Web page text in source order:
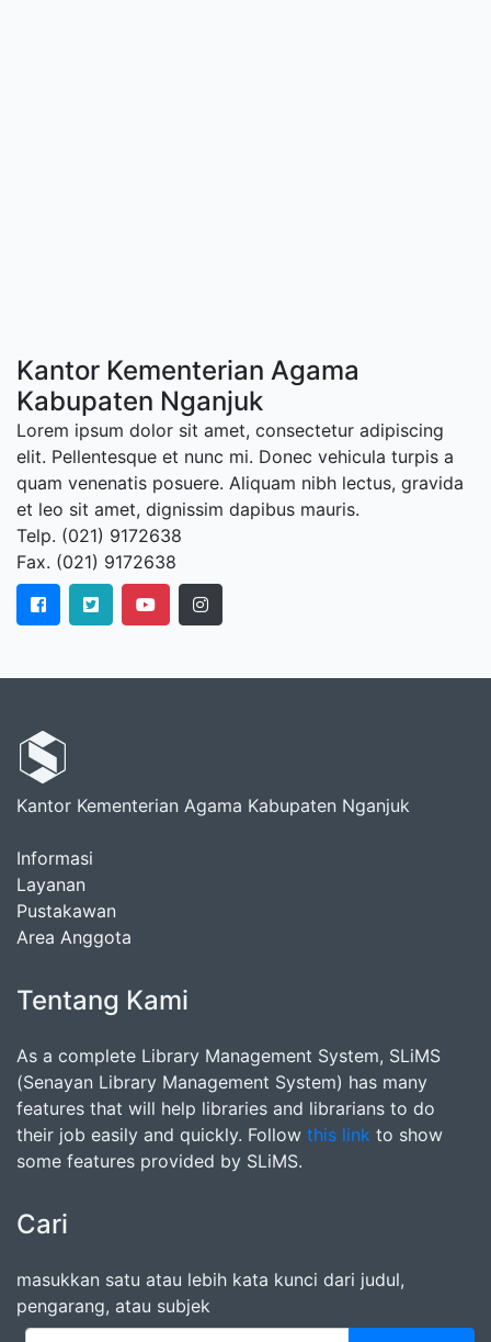
Kantor Kementerian Agama
Kabupaten Nganjuk
Lorem ipsum dolor sit amet, consectetur adipiscing
elit. Pellentesque et nunc mi. Donec vehicula turpis a
quam venenatis posuere. Aliquam nibh lectus, gravida
et leo sit amet, dignissim dapibus mauris.
Telp. (021) 9172638
Fax. (021) 9172638
Kantor Kementerian Agama Kabupaten Nganjuk
Informasi
Layanan
Pustakawan
Area Anggota
Tentang Kami
As a complete Library Management System, SLiMS
(Senayan Library Management System) has many
features that will help libraries and librarians to do
their job easily and quickly. Follow this link to show
some features provided by SLiMS.
Cari
masukkan satu atau lebih kata kunci dari judul,
pengarang, atau subjek